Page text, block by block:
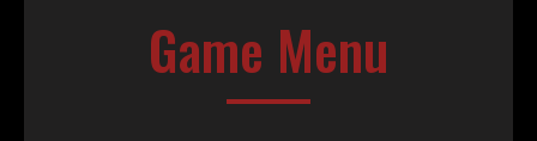
Game Menu